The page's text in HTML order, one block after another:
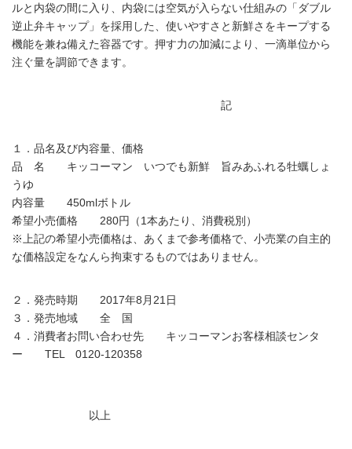
ルと内袋の間に入り、内袋には空気が入らない仕組みの「ダブル
逆止弁キャップ」を採用した、使いやすさと新鮮さをキープする
機能を兼ね備えた容器です。押す力の加減により、一滴単位から
注ぐ量を調節できます。
記
１．品名及び内容量、価格
品 名 キッコーマン いつでも新鮮 旨みあふれる牡蠣しょ
うゆ
内容量 450mlボトル
希望小売価格 280円（1本あたり、消費税別）
※上記の希望小売価格は、あくまで参考価格で、小売業の自主的
な価格設定をなんら拘束するものではありません。
２．発売時期 2017年8月21日
３．発売地域 全 国
４．消費者お問い合わせ先 キッコーマンお客様相談センタ
ー TEL 0120‐120358
以上